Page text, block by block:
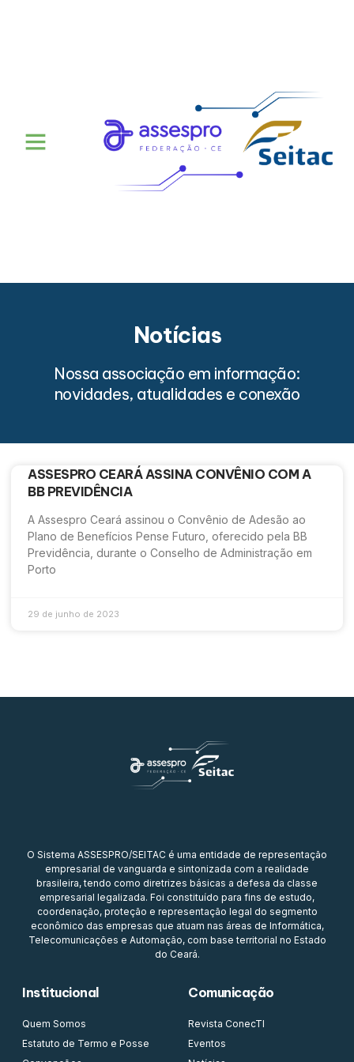
Notícias
Nossa associação em informação:
novidades, atualidades e conexão
ASSESPRO CEARÁ ASSINA CONVÊNIO COM A
BB PREVIDÊNCIA
A Assespro Ceará assinou o Convênio de Adesão ao
Plano de Benefícios Pense Futuro, oferecido pela BB
Previdência, durante o Conselho de Administração em
Porto
29 de junho de 2023
O Sistema ASSESPRO/SEITAC é uma entidade de representação
empresarial de vanguarda e sintonizada com a realidade
brasileira, tendo como diretrizes básicas a defesa da classe
empresarial legalizada. Foi constituído para fins de estudo,
coordenação, proteção e representação legal do segmento
econômico das empresas que atuam nas áreas de Informática,
Telecomunicações e Automação, com base territorial no Estado
do Ceará.
Institucional
Quem Somos
Estatuto de Termo e Posse
Comunicação
Revista ConecTI
Eventos